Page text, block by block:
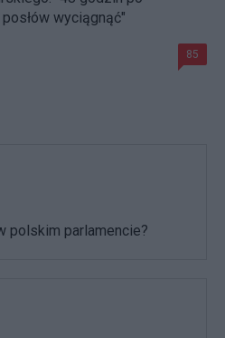
wyciągnąć"
85
polskim parlamencie?